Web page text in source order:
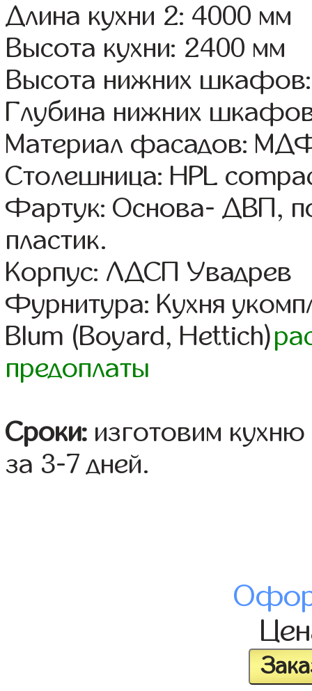
Длина кухни 2: 4000 мм
Высота кухни: 2400 мм
Высота нижних
Глубина нижних
Материал фасадов:
Столешница: HPL
Фартук: Основа- ДВП,
пластик.
Корпус: ЛДСП Увадрев
Фурнитура: Кухня
Blum (Boyard, Hettich)
предоплаты
Сроки: изготовим
за 3-7 дней.